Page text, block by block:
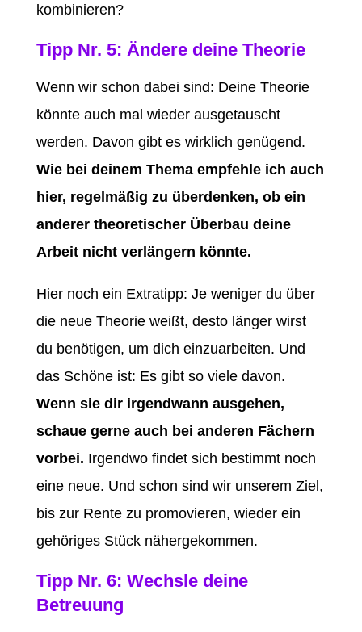
kombinieren?
Tipp Nr. 5: Ändere deine Theorie
Wenn wir schon dabei sind: Deine Theorie
könnte auch mal wieder ausgetauscht
werden. Davon gibt es wirklich genügend.
Wie bei deinem Thema empfehle ich auch
hier, regelmäßig zu überdenken, ob ein
anderer theoretischer Überbau deine
Arbeit nicht verlängern könnte.
Hier noch ein Extratipp: Je weniger du über
die neue Theorie weißt, desto länger wirst
du benötigen, um dich einzuarbeiten. Und
das Schöne ist: Es gibt so viele davon.
Wenn sie dir irgendwann ausgehen,
schaue gerne auch bei anderen Fächern
vorbei. Irgendwo findet sich bestimmt noch
eine neue. Und schon sind wir unserem Ziel,
bis zur Rente zu promovieren, wieder ein
gehöriges Stück nähergekommen.
Tipp Nr. 6: Wechsle deine
Betreuung